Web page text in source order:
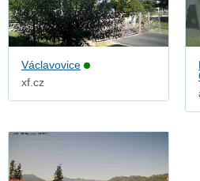
Václavovice
xf.cz